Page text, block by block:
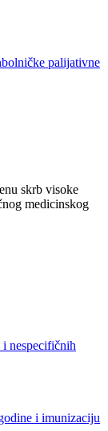
palijativne
skrb visoke
medicinskog
i nespecifičnih
i imunizaciju